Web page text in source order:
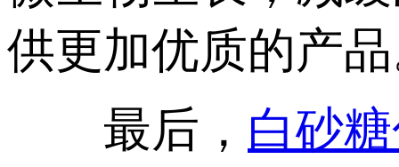
供更加优质的产
最后， 白砂